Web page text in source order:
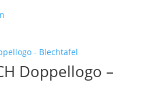
Doppellogo –